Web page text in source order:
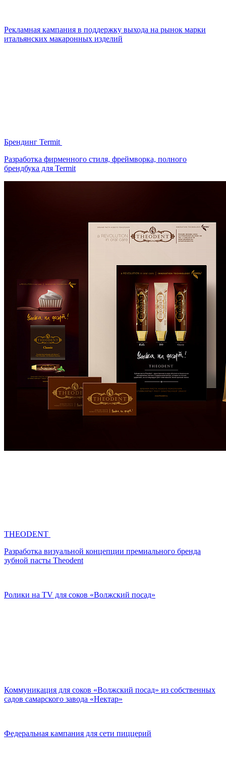
Рекламная кампания в поддержку выхода на рынок марки
итальянских макаронных изделий
Брендинг Termit
Разработка фирменного стиля, фреймворка, полного
брендбука для Termit
THEODENT
Разработка визуальной концепции премиального бренда
зубной пасты Theodent
Ролики на TV для соков «Волжский посад»
Коммуникация для соков «Волжский посад» из собственных
садов самарского завода «Нектар»
Федеральная кампания для сети пиццерий